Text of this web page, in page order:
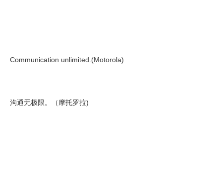
Communication unlimited.(Motorola)
沟通无极限。（摩托罗拉)